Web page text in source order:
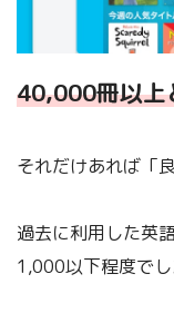
40,000冊以上
それだけあれば「
過去に利用した英
1,000以下程度でし